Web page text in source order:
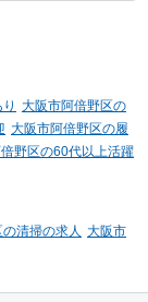
大阪市阿倍野区の
大阪市阿倍野区の履
野区の60代以上活躍
清掃の求人 大阪市